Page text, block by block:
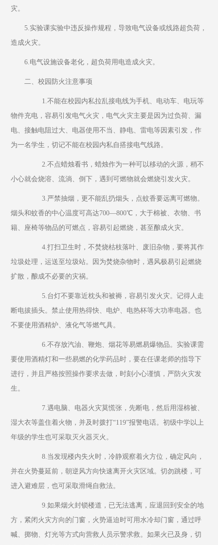
灾。
5.实验课实验中违反操作规程，导致电气设备或线路超负荷，
造成火灾。
6.电气设施设备老化，超负荷用电造成火灾。
二、校园防火注意事项
1.不能在校园内私拉乱接电线为手机、电动车、电玩等
物件充电，容易引发电气火灾，电气火灾主要是因为过负荷、漏
电、接触电阻过大、电器使用不当、静电、雷电等因素引发，作
为一名学生，切记不能在校园内私自搭接电气线路。
2.不点蜡烛看书，蜡烛作为一种可以移动的火源，稍不
小心就会烧溶、流淌、倒下，遇到可燃物就会燃烧引发火灾。
3.严禁抽烟，更不能乱扔烟头，点蚊香要远离可燃物。
烟头和蚊香的中心温度可高达700—800℃，大于棉被、衣物、书
籍、座椅等物品的可燃点，容易引起燃烧，甚至酿成火灾。
4.打扫卫生时，不焚烧枯枝落叶、废旧杂物，要将其作
垃圾处理，运送至垃圾站。因为焚烧杂物时，遇风极易引起燃烧
扩散，酿成不必要的灾祸。
5.台灯不要靠近枕头和被褥，容易引发火灾。记得人走
断电拔插头。禁止使用热得快、电炉、电热杯等大功率电器。也
不要使用酒精炉、液化气等燃气具。
6.不存放汽油、鞭炮、烟花等易燃易爆物品。实验课需
要使用酒精灯和一些易燃的化学药品时，要在任课老师的指导下
进行，并且严格按照操作要求去做，时刻小心谨慎，严防火灾发
生。
7.遇电脑、电器火灾莫慌张，先断电，然后用湿棉被、
湿大衣等盖住着火物，并及时拨打“119”报警电话。初级中学以上
年级的学生也可采取灭火器灭火。
8.当发现楼内失火时，冷静观察着火方位，确定风向，
并在火势蔓延前，朝逆风方向快速离开火灾区域。切勿跳楼，可
进入避难层，也可采取滑绳自救法。
9.如果烟火封锁楼道，已无法逃离，应退回到安全的地
方，紧闭火灾方向的门窗，火势逼迫时可用水冷却门窗，通过呼
喊、掷物、灯光等方式向营救人员示警求救。如果火已及身，切